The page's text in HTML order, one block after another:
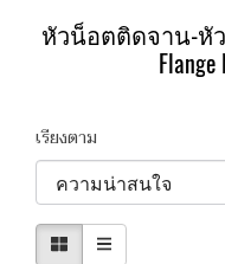
หัวน็อตติดจาน-หั
Flange
เรียงตาม